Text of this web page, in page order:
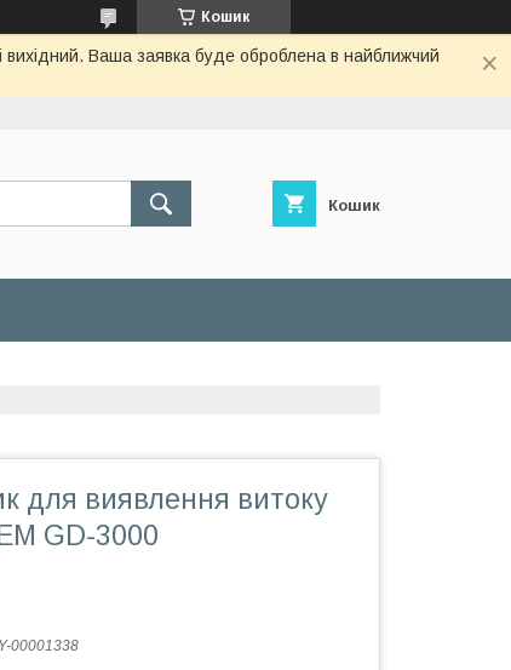
Кошик
вихідний. Ваша заявка буде оброблена в найближчий
Кошик
для виявлення витоку
GD-3000
00001338